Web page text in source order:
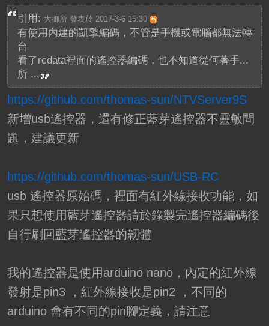
引用: 大御所 發表於 2017-3-6 15:30
有使用內建的凱擎編碼，不管是手機或電腦都無法轉
台
看了rcdata裡面的遙控器編碼，也不知道從何著手...
所 ...
https://github.com/thomas-sun/NTVServer9S
新增usb遙控器，還有修正藍芽遙控器不靈敏問
題，建議更新
https://github.com/thomas-sun/USB-RC
usb 遙控器原始碼，裡面有紅外線接收功能，如
果只想使用藍芽遙控器請於錄製完遙控器編碼後
自行刷回藍芽遙控器的韌體
我的遙控器是使用arduino nano，內定的紅外線
發射是pin3 ，紅外線接收是pin2 ，不同的
arduino 會有不同的pin腳定義，請注意